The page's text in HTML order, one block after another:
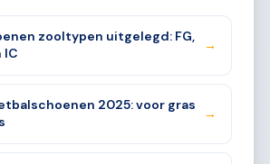
zooltypen uitgelegd: FG,
IC
→
2025: voor gras
→